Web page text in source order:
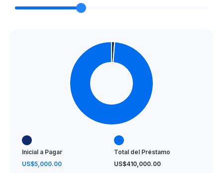
Inicial a Pagar
US$5,000.00
Total del Préstamo
US$410,000.00